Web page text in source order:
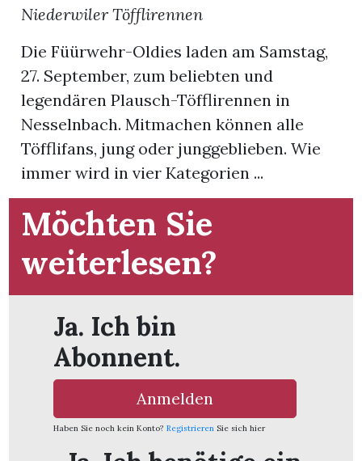
Niederwiler Töfflirennen
Die Füürwehr-Oldies laden am Samstag,
27. September, zum beliebten und
legendären Plausch-Töfflirennen in
Nesselnbach. Mitmachen können alle
Töfflifans, jung oder junggeblieben. Wie
immer wird in vier Kategorien ...
Möchten Sie
weiterlesen?
Ja. Ich bin
Abonnent.
Anmelden
Haben Sie noch kein Konto? Registrieren Sie sich hier